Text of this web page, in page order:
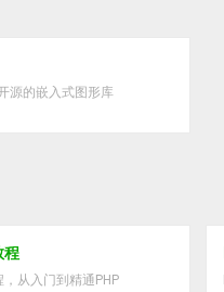
源的嵌入式图形库
程
，从入门到精通PHP